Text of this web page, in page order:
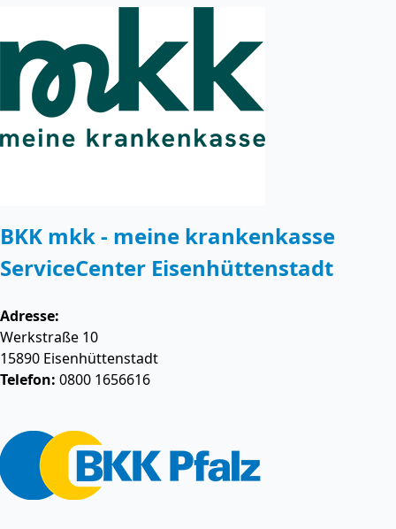
BKK mkk - meine krankenkasse
ServiceCenter Eisenhüttenstadt
Adresse:
Werkstraße 10
15890 Eisenhüttenstadt
Telefon: 0800 1656616